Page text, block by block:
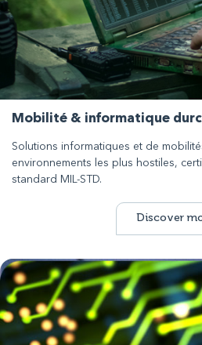
Mobilité & informatique
Solutions informatiques et de
environnements les plus hostiles,
standard MIL-STD.
Discover